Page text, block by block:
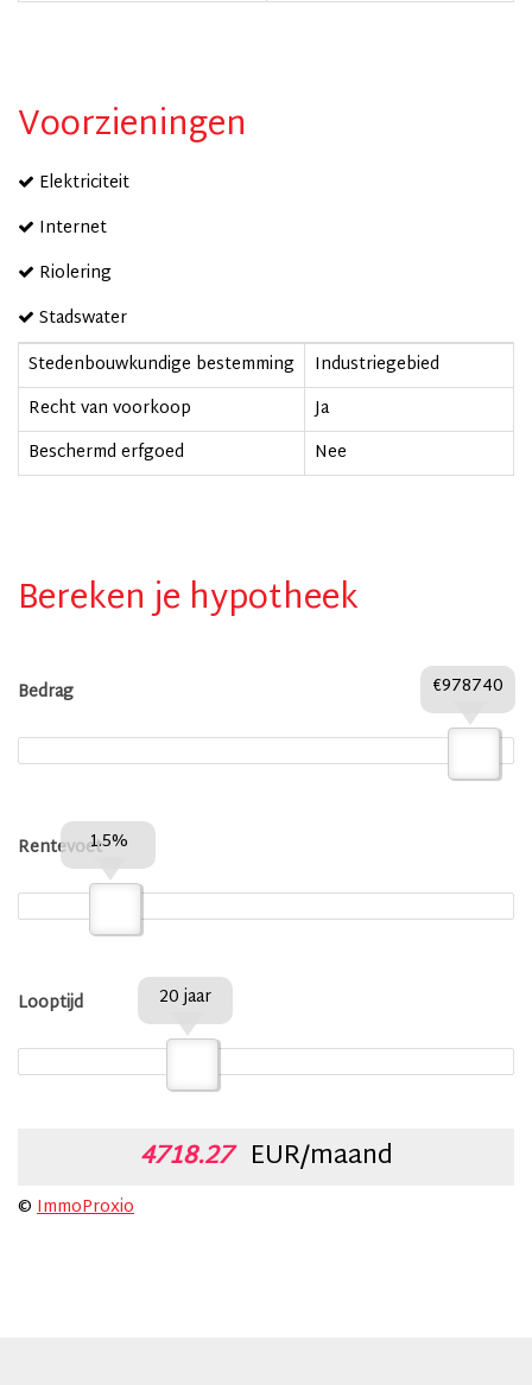
Voorzieningen
Elektriciteit
Internet
Riolering
Stadswater
Stedenbouwkundige bestemming
Industriegebied
Recht van voorkoop
Ja
Beschermd erfgoed
Nee
Bereken je hypotheek
Bedrag €978740
Rentevoet1.5%
Looptijd 20 jaar
4718.27 EUR/maand
© ImmoProxio